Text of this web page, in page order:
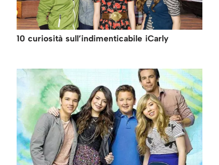
10 curiosità sull’indimenticabile iCarly